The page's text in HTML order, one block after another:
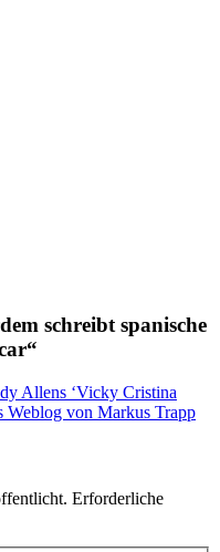
schreibt spanische
Allens ‘Vicky Cristina
Weblog von Markus Trapp
Erforderliche